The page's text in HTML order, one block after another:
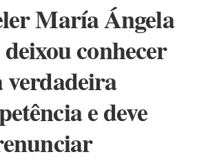
María Ángela
conhecer
verdadeira
e deve